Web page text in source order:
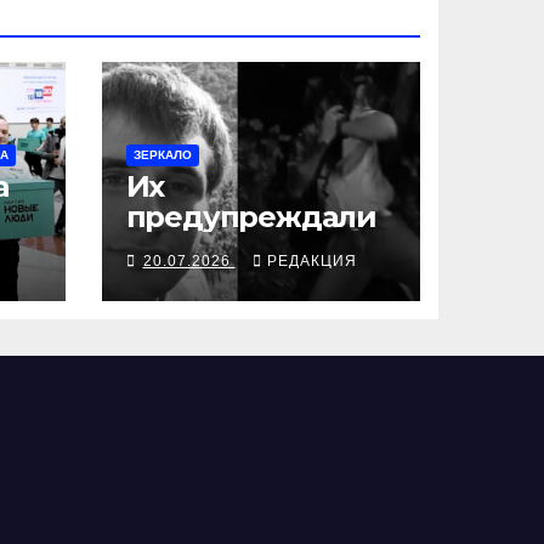
ЗЕРКАЛО
Их
предупреждали
20.07.2026 РЕДАКЦИЯ